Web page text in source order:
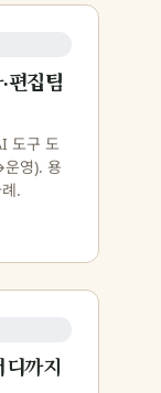
편집팀
도구 도
영). 용
.
까지